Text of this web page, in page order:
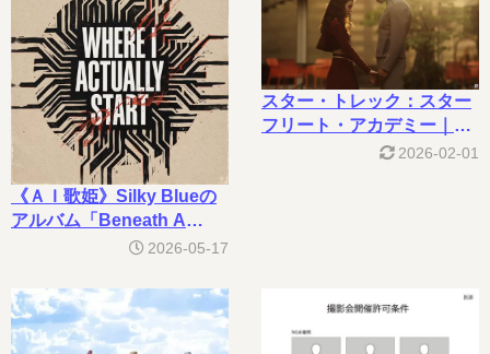
《ＡＩ歌姫》Silky Blueの
アルバム「Beneath A
Different Sun」（８）2026-05-17
スター・トレック：スター
フリート・アカデミー｜
2026-02-01